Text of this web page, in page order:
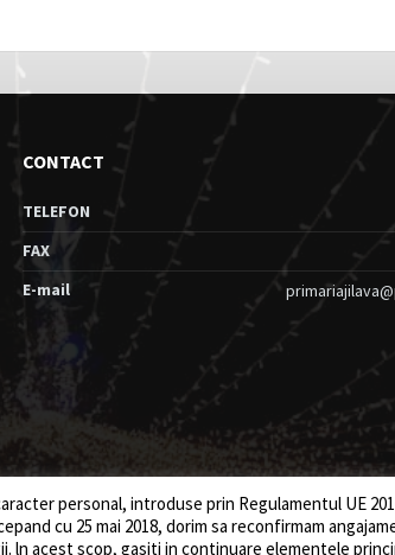
CONTACT
TELEFON
FAX
E-mail
personal, introduse prin Regulamentul UE
cu 25 mai 2018, dorim sa reconfirmam
acest scop, gasiti in continuare elementele